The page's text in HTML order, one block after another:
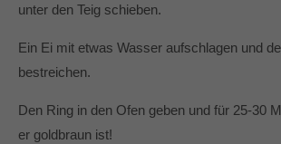
unter den Teig schieben.
Ein Ei mit etwas Wasser aufschlagen und
bestreichen.
Den Ring in den Ofen geben und für 25-30
er goldbraun ist!